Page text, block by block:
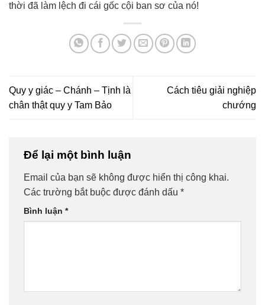
thời đã làm lệch đi cái gốc cội ban sơ của nó!
Quy y giác – Chánh – Tịnh là
chân thật quy y Tam Bảo
Cách tiêu giải nghiệp
chướng
Để lại một bình luận
Email của bạn sẽ không được hiển thị công khai.
Các trường bắt buộc được đánh dấu *
Bình luận *